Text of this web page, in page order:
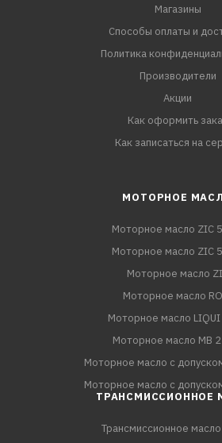
Магазины
Способы оплаты и
Политика
Производители
Акции
Как оформить
Как записаться на
МОТОРНОЕ
Моторное масло ZIC
Моторное масло ZIC
Моторное масло
Моторное масло
Моторное масло LIQUI
Моторное масло MB
Моторное масло с
Моторное масло с
ТРАНСМИССИОННОЕ
Трансмиссионное